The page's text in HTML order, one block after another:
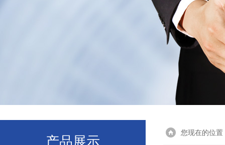
产品展示
您现在的位置